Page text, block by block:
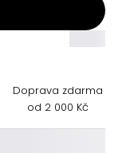
Doprava zdarma
od 2 000 Kč